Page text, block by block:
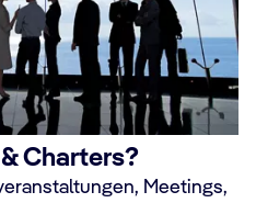
Charters?
Meetings,